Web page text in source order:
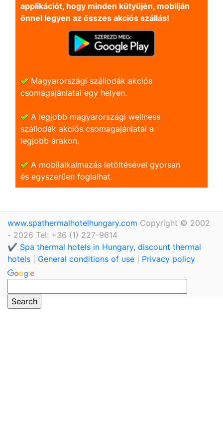
applikációt, hogy minden kütyüjén, mobilján
önnel legyen az összes akciós szállás!
Magyarországi szállodák akciós
csomagajánlatai egy helyen.
A legjobb magyarországi wellness
szállodák akciós csomagajánlatai a
legjobb árakon.
A mobilalkalmazás letöltésével gyorsan
és egyszerũen foglalhat.
www.spathermalhotelhungary.com Copyright © 2002
- 2026 Tel: +36 (1) 227-9614
✔️ Spa thermal hotels in Hungary, discount thermal
hotels
General conditions of use Privacy policy